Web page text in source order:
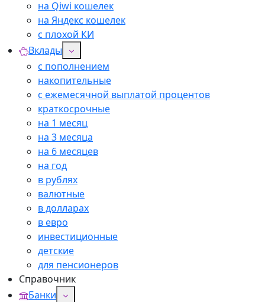
на Qiwi кошелек
на Яндекс кошелек
с плохой КИ
Вклады
с пополнением
накопительные
с ежемесячной выплатой процентов
краткосрочные
на 1 месяц
на 3 месяца
на 6 месяцев
на год
в рублях
валютные
в долларах
в евро
инвестиционные
детские
для пенсионеров
Справочник
Банки